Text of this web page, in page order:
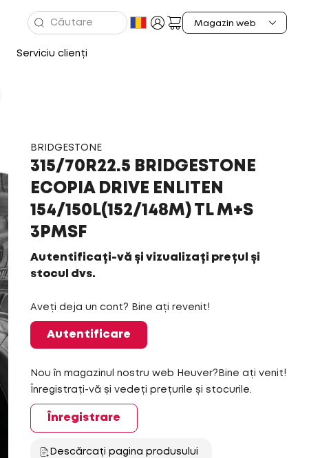
Serviciu clienți
BRIDGESTONE
315/70R22.5 BRIDGESTONE
ECOPIA DRIVE ENLITEN
154/150L(152/148M) TL M+S
3PMSF
Autentificați-vă și vizualizați prețul și
stocul dvs.
Aveți deja un cont? Bine ați revenit!
Autentificare
Nou în magazinul nostru web Heuver?Bine ați venit!
Înregistrați-vă și vedeți prețurile și stocurile.
Înregistrare
Descărcați pagina produsului